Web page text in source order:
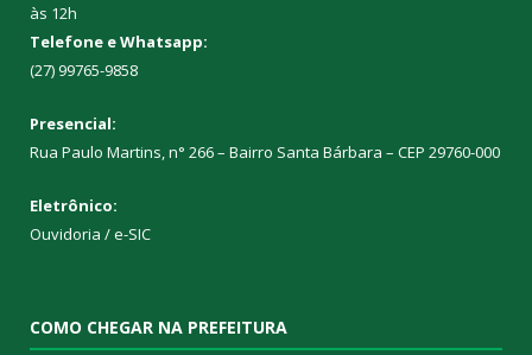
às 12h
Telefone e Whatsapp:
(27) 99765-9858
Presencial:
Rua Paulo Martins, n° 266 – Bairro Santa Bárbara – CEP 29760-000
Eletrônico:
Ouvidoria /e-SIC
COMO CHEGAR NA PREFEITURA